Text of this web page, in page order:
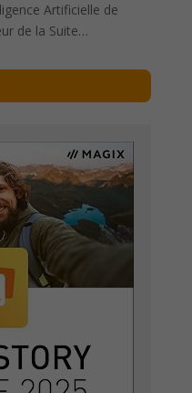
Artificielle de
de la Suite